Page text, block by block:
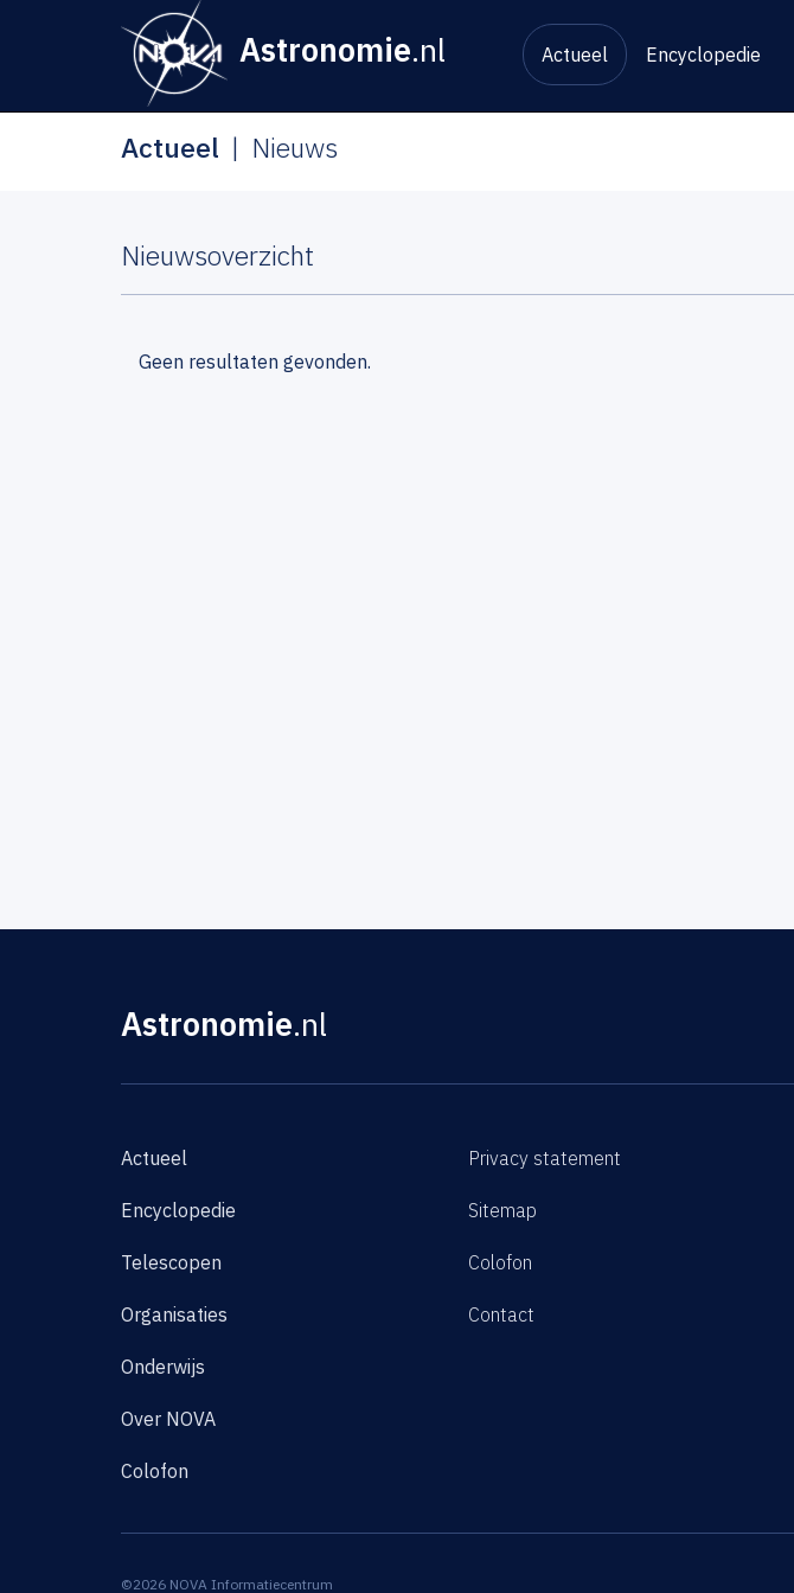
Astronomie.nl Actueel Encyclopedie
Actueel Nieuws
Nieuwsoverzicht
Geen resultaten gevonden.
Astronomie.nl
Actueel
Encyclopedie
Telescopen
Organisaties
Onderwijs
Over NOVA
Colofon
Privacy statement
Sitemap
Colofon
Contact
©2026 NOVA Informatiecentrum